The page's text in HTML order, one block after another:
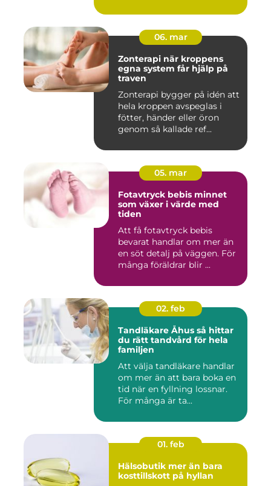
06. mar
Zonterapi när kroppens
egna system får hjälp på
traven
Zonterapi bygger på idén att
hela kroppen avspeglas i
fötter, händer eller öron
genom så kallade ref...
05. mar
Fotavtryck bebis minnet
som växer i värde med
tiden
Att få fotavtryck bebis
bevarat handlar om mer än
en söt detalj på väggen. För
många föräldrar blir ...
02. feb
Tandläkare Åhus så hittar
du rätt tandvård för hela
familjen
Att välja tandläkare handlar
om mer än att bara boka en
tid när en fyllning lossnar.
För många är ta...
01. feb
Hälsobutik mer än bara
kosttillskott på hyllan